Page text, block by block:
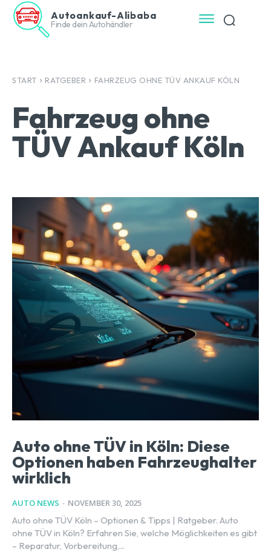
Autoankauf-Alibaba
Finde dein Autohändler
START RATGEBER FAHRZEUG OHNE TÜV ANKAUF KÖLN
Fahrzeug ohne
TÜV Ankauf Köln
Auto ohne TÜV in Köln: Diese
Optionen haben Fahrzeughalter
wirklich
AUTO NEWS - NOVEMBER 30, 2025
Auto ohne TÜV Köln – Optionen & Tipps | Ratgeber. Auto
ohne TÜV in Köln? Erfahren Sie, welche Möglichkeiten es gibt
– Reparatur, Vorbereitung,...